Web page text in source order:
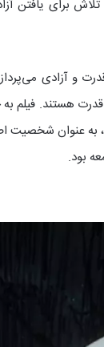
برای یافتن
و آزادی
قدرت هستند.
به عنوان شخصیت
بود.